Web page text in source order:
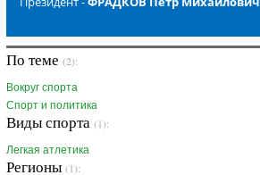
По теме (2):
Вокруг спорта
Спорт и политика
Виды спорта (1):
Легкая атлетика
Регионы (1):